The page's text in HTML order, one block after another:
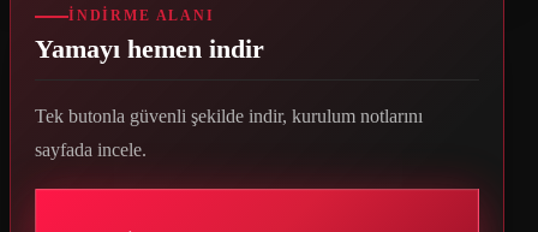
İNDIRME ALANI
Yamayı hemen indir
Tek butonla güvenli şekilde indir, kurulum notlarını
sayfada incele.